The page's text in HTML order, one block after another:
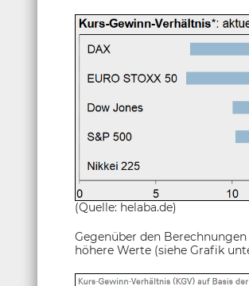
(Quelle: helaba.de)
Gegenüber den
höhere Werte (siehe Grafik